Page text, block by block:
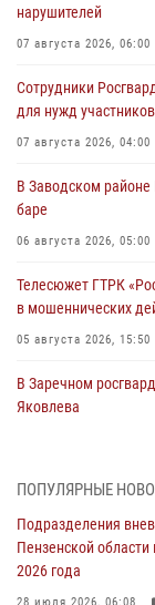
нарушителей
07 августа 2026, 06:00
Сотрудники
для нужд
07 августа 2026, 04:00
В Заводском
баре
06 августа 2026, 05:00
Телесюжет ГТРК
в мошеннических
05 августа 2026, 15:50
В Заречном
Яковлева
Сотрудники
05 августа 2026, 06:15
В Пензе сотрудники
ПОПУЛЯРНЫЕ
Подразделения
Пензенской
2026 года